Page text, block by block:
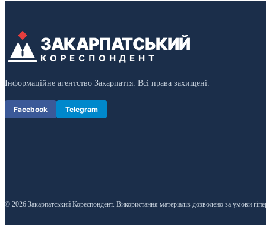
ЗАКАРПАТСЬКИЙ
КОРЕСПОНДЕНТ
Інформаційне агентство Закарпаття. Всі права захищені.
Facebook Telegram
© 2026 Закарпатський Кореспондент. Використання матеріалів дозволено за умови